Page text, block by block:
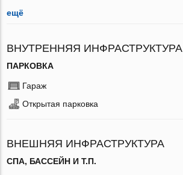
ещё
ВНУТРЕННЯЯ ИНФРАСТРУКТУРА
ПАРКОВКА
Гараж
Открытая парковка
ВНЕШНЯЯ ИНФРАСТРУКТУРА
СПА, БАССЕЙН И Т.П.